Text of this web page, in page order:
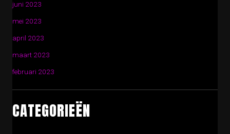
juni 2023
mei 2023
april 2023
maart 2023
februari 2023
CATEGORIEËN